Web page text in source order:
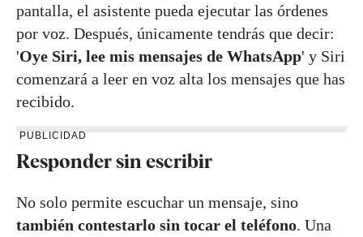
pantalla, el asistente pueda ejecutar las órdenes
por voz. Después, únicamente tendrás que decir:
'Oye Siri, lee mis mensajes de WhatsApp' y Siri
comenzará a leer en voz alta los mensajes que has
recibido.
PUBLICIDAD
Responder sin escribir
No solo permite escuchar un mensaje, sino
también contestarlo sin tocar el teléfono. Una